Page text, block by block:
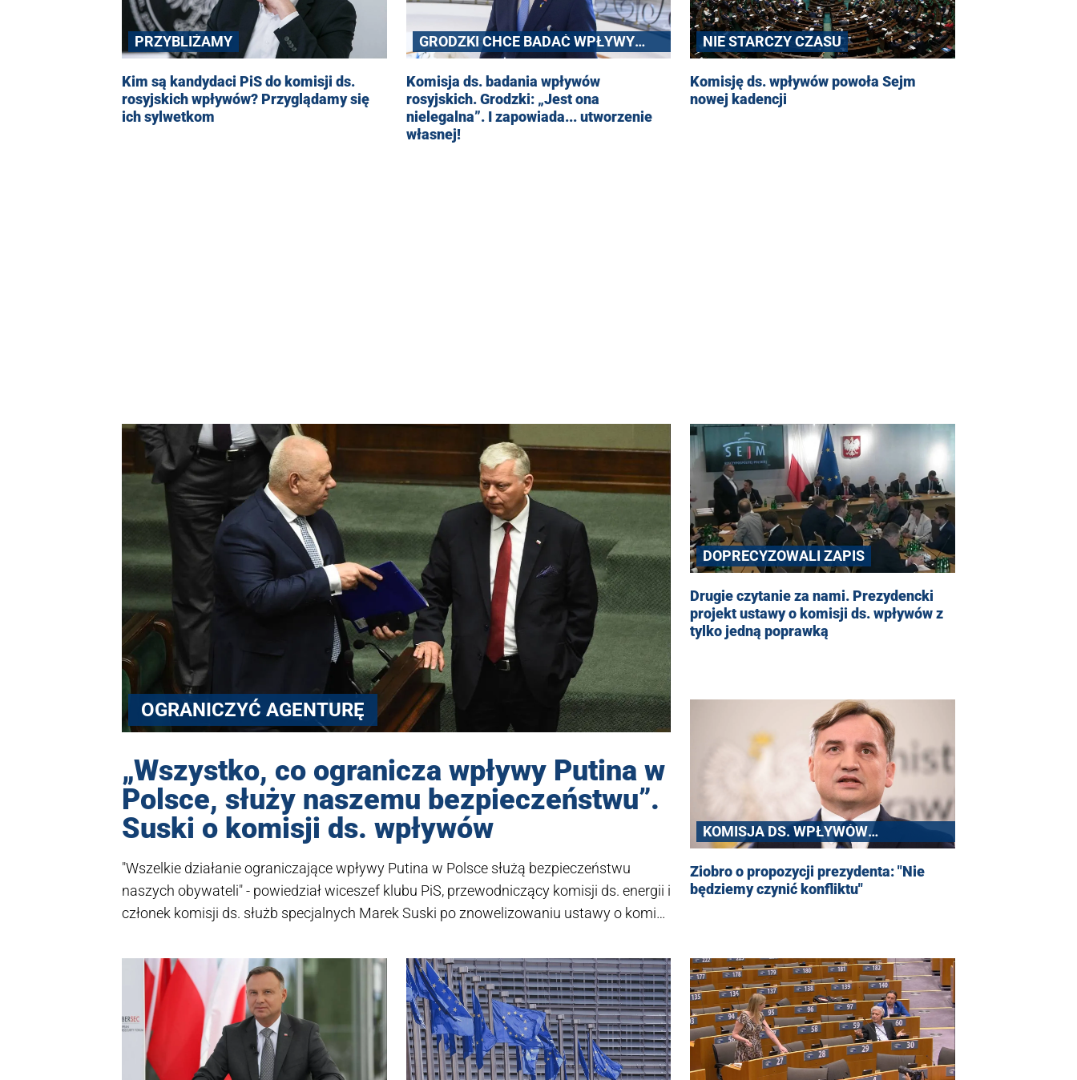
PRZYBLIŻAMY
Kim są kandydaci PiS do komisji ds.
rosyjskich wpływów? Przyglądamy się
ich sylwetkom
GRODZKI CHCE BADAĆ WPŁYWY
ROSYJSKIE
Komisja ds. badania wpływów
rosyjskich. Grodzki: „Jest ona
nielegalna”. I zapowiada... utworzenie
własnej!
NIE STARCZY CZASU
Komisję ds. wpływów powoła Sejm
nowej kadencji
OGRANICZYĆ AGENTURĘ
„Wszystko, co ogranicza wpływy Putina w
Polsce, służy naszemu bezpieczeństwu”.
Suski o komisji ds. wpływów
"Wszelkie działanie ograniczające wpływy Putina w Polsce służą bezpieczeństwu
naszych obywateli" - powiedział wiceszef klubu PiS, przewodniczący komisji ds. energii i
członek komisji ds. służb specjalnych Marek Suski po znowelizowaniu ustawy o komisji
DOPRECYZOWALI ZAPIS
Drugie czytanie za nami. Prezydencki
projekt ustawy o komisji ds. wpływów z
tylko jedną poprawką
KOMISJA DS. WPŁYWÓW
ROSYJSKICH
Ziobro o propozycji prezydenta: "Nie
będziemy czynić konfliktu"